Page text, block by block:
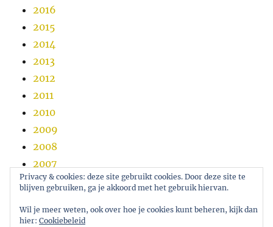
2016
2015
2014
2013
2012
2011
2010
2009
2008
2007
2006
Privacy & cookies: deze site gebruikt cookies. Door deze site te
blijven gebruiken, ga je akkoord met het gebruik hiervan.
Wil je meer weten, ook over hoe je cookies kunt beheren, kijk dan
hier: Cookiebeleid